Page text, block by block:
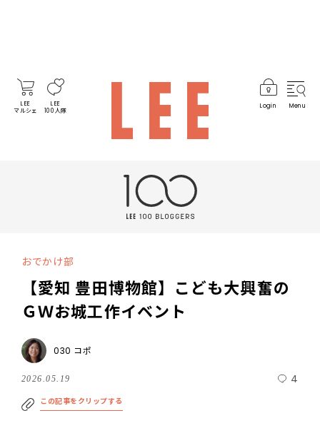
LEE
マルシェ
LEE
100人隊
Login Menu
おでかけ部
【愛知 豊田博物館】こども大興奮の
ＧＷお城工作イベント
030 コポ
2026.05.19 4
この記事をクリップする